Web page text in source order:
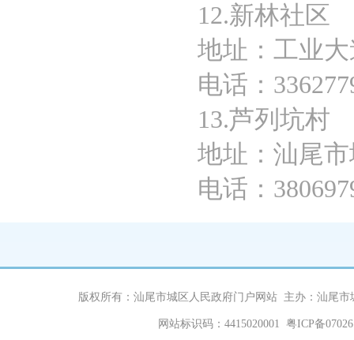
12.新林社区
地址：工业
电话：
13.芦列坑村
地址：汕尾
电话：
版权所有：汕尾市城区人民政府门户网站 主办：汕尾
网站标识码：4415020001 粤ICP备